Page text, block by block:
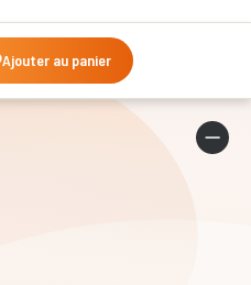
Ajouter au panier